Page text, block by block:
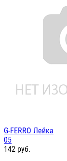
G-FERRO Лейка
05
142 руб.